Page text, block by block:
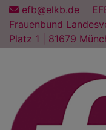
Direkt
zum
Inhalt
efb@elkb.de
Frauenbund
Platz 1 | 81679